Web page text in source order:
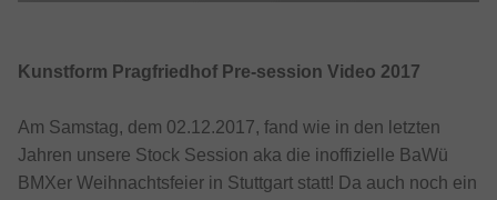
Kunstform Pragfriedhof Pre-session Video 2017
Am Samstag, dem 02.12.2017, fand wie in den letzten
Jahren unsere Stock Session aka die inoffizielle BaWü
BMXer Weihnachtsfeier in Stuttgart statt! Da auch noch ein